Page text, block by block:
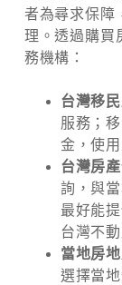
者為尋求保障
理。透過購買
務機構：
台灣移
服務；
金，使
台灣房
詢，與
最好能
台灣不
當地房
選擇當